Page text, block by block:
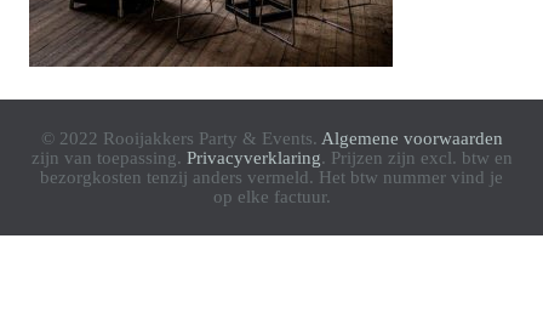
© 2022 Rooijakkers Party & Events. Algemene voorwaarden
zijn van toepassing. Privacyverklaring. Prijzen zijn excl. btw en
bezorgkosten tenzij anders vermeld. Het btw nummer vind je
op elke factuur.